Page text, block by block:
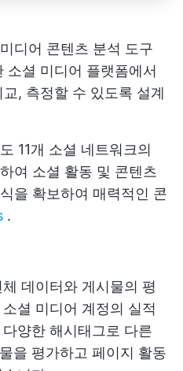
디어 콘텐츠 분석 도구
소셜 미디어 플랫폼에서
, 측정할 수 있도록 설계
11개 소셜 네트워크의
여 소셜 활동 및 콘텐츠
을 확보하여 매력적인 콘
.
데이터와 게시물의 평
셜 미디어 계정의 실적
양한 해시태그로 다른
을 평가하고 페이지 활동